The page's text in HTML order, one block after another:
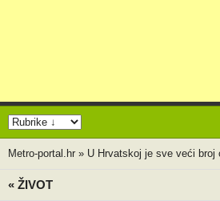
Metro-portal.hr » U Hrvatskoj je sve veći broj
« ŽIVOT